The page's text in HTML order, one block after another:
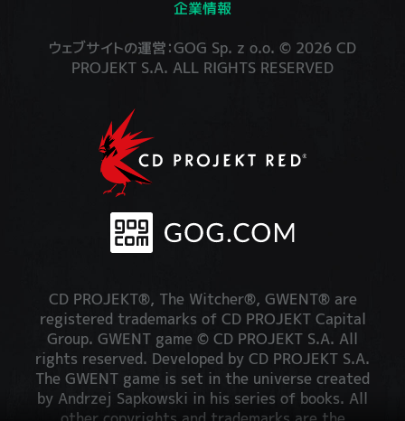
企業情報
ウェブサイトの運営：GOG Sp. z o.o. © 2026 CD
PROJEKT S.A. ALL RIGHTS RESERVED
CD PROJEKT®, The Witcher®, GWENT® are
registered trademarks of CD PROJEKT Capital
Group. GWENT game © CD PROJEKT S.A. All
rights reserved. Developed by CD PROJEKT S.A.
The GWENT game is set in the universe created
by Andrzej Sapkowski in his series of books. All